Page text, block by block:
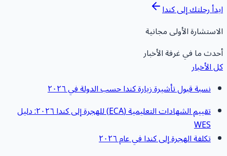
رحلتك إلى كندا
الأولى مجانية
ما في غرفة الأخبار
الأخبار
نسبة قبول تأشيرة زيارة كندا حسب الدولة في ٢٠٢٦
تقييم الشهادات التعليمية (ECA) للهجرة إلى كندا ٢٠٢٦: دليل
WES
تكلفة الهجرة إلى كندا في عام ٢٠٢٦